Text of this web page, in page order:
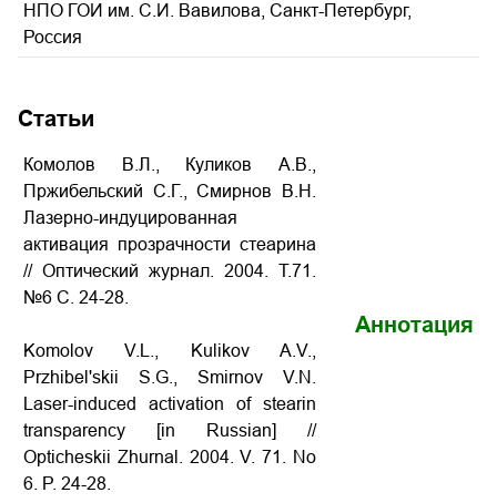
НПО ГОИ им. С.И. Вавилова, Санкт-Петербург,
Россия
Статьи
Комолов В.Л., Куликов А.В.,
Пржибельский С.Г., Смирнов В.Н.
Лазерно-индуцированная
активация прозрачности стеарина
// Оптический журнал. 2004. Т.71.
№6 С. 24-28.
Komolov V.L., Kulikov A.V.,
Przhibel'skii S.G., Smirnov V.N.
Laser-induced activation of stearin
transparency
[in Russian] //
Opticheskii Zhurnal. 2004. V. 71. No
6. P. 24-28
Аннотация